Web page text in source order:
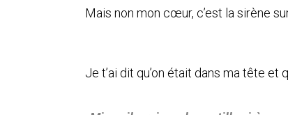
Mais non mon cœur, c’est la sirène
Je t’ai dit qu’on était dans ma tête et